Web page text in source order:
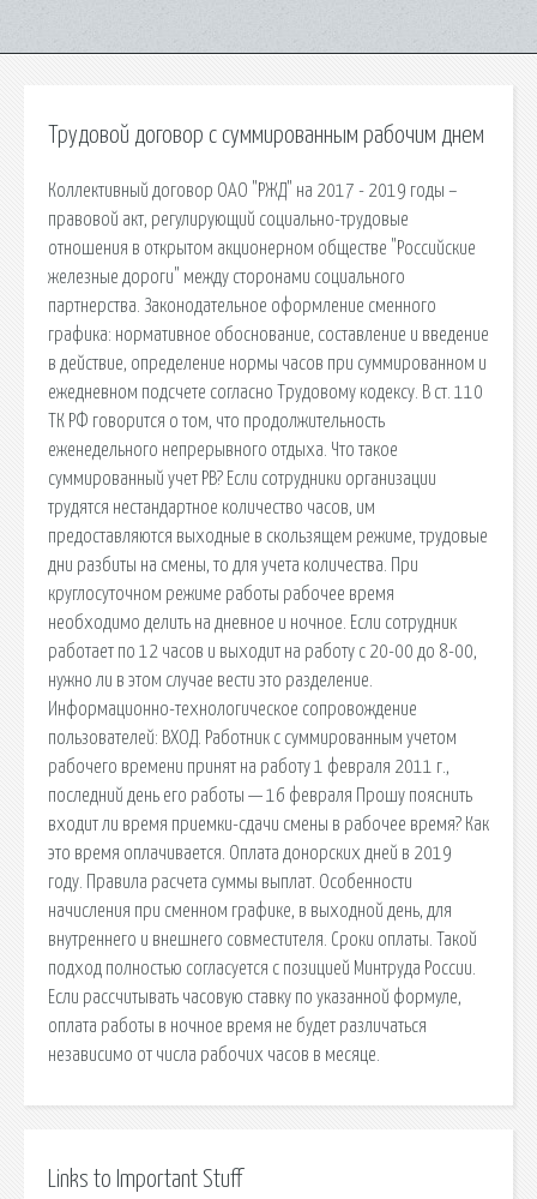
Трудовой договор с суммированным рабочим днем
Коллективный договор ОАО "РЖД" на 2017 - 2019 годы –
правовой акт, регулирующий социально-трудовые
отношения в открытом акционерном обществе "Российские
железные дороги" между сторонами социального
партнерства. Законодательное оформление сменного
графика: нормативное обоснование, составление и введение
в действие, определение нормы часов при суммированном и
ежедневном подсчете согласно Трудовому кодексу. В ст. 110
ТК РФ говорится о том, что продолжительность
еженедельного непрерывного отдыха. Что такое
суммированный учет РВ? Если сотрудники организации
трудятся нестандартное количество часов, им
предоставляются выходные в скользящем режиме, трудовые
дни разбиты на смены, то для учета количества. При
круглосуточном режиме работы рабочее время
необходимо делить на дневное и ночное. Если сотрудник
работает по 12 часов и выходит на работу с 20-00 до 8-00,
нужно ли в этом случае вести это разделение.
Информационно-технологическое сопровождение
пользователей: ВХОД. Работник с суммированным учетом
рабочего времени принят на работу 1 февраля 2011 г.,
последний день его работы — 16 февраля Прошу пояснить
входит ли время приемки-сдачи смены в рабочее время? Как
это время оплачивается. Оплата донорских дней в 2019
году. Правила расчета суммы выплат. Особенности
начисления при сменном графике, в выходной день, для
внутреннего и внешнего совместителя. Сроки оплаты. Такой
подход полностью согласуется с позицией Минтруда России.
Если рассчитывать часовую ставку по указанной формуле,
оплата работы в ночное время не будет различаться
независимо от числа рабочих часов в месяце.
Links to Important Stuff